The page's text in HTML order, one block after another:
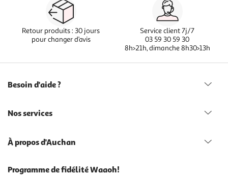
Retour produits : 30 jours
pour changer d’avis
Service client 7j/7
03 59 30 59 30
8h>21h, dimanche 8h30>13h
Besoin d'aide ?
Nos services
À propos d'Auchan
Programme de fidélité Waaoh!